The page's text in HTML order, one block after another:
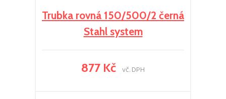
Trubka rovná 150/500/2 černá
Stahl system
877 Kč vč. DPH